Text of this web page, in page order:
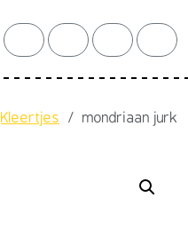
searchaccountcart
Kleertjes mondriaan jurk